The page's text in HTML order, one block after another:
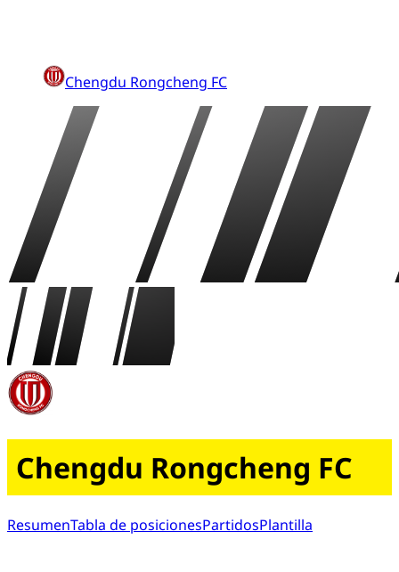
Chengdu Rongcheng FC
Chengdu Rongcheng FC
ResumenTabla de posicionesPartidosPlantilla